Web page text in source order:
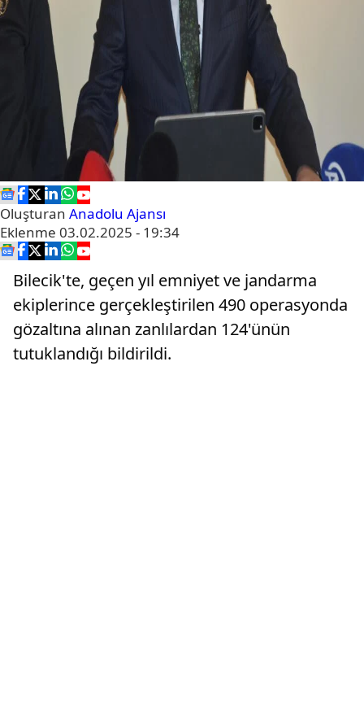
Oluşturan Anadolu Ajansı
Eklenme 03.02.2025 - 19:34
Bilecik'te, geçen yıl emniyet ve jandarma
ekiplerince gerçekleştirilen 490 operasyonda
gözaltına alınan zanlılardan 124'ünün
tutuklandığı bildirildi.